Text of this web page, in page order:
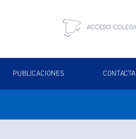
PUBLICACIONES CONTACTA